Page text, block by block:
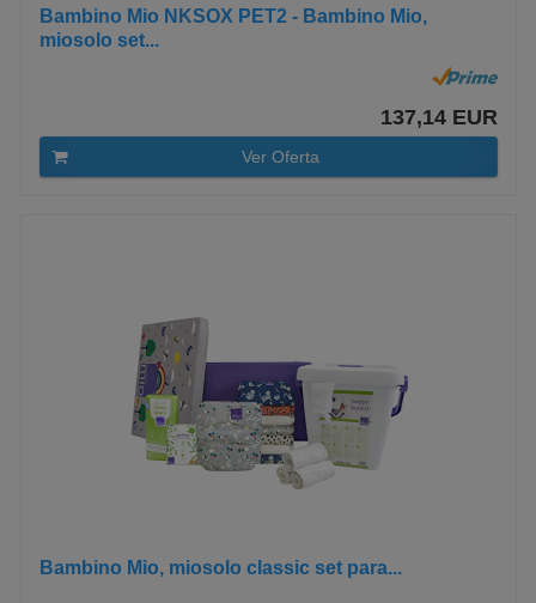
Bambino Mio NKSOX PET2 - Bambino Mio,
miosolo set...
137,14 EUR
Ver Oferta
Bambino Mio, miosolo classic set para...